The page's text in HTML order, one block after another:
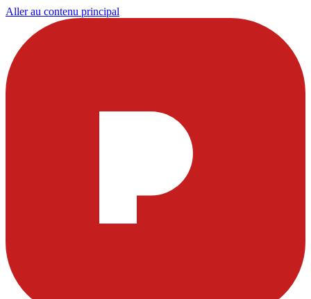
Aller au contenu principal